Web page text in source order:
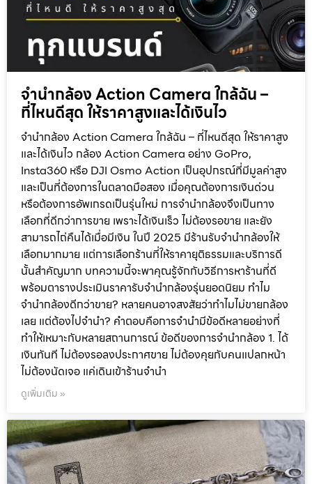
จำนำกล้อง Action Camera ใกล้ฉัน –
ที่ไหนดีสุด ให้ราคาสูงและได้เงินไว
จำนำกล้อง Action Camera ใกล้ฉัน – ที่ไหนดีสุด ให้ราคาสูง
และได้เงินไว กล้อง Action Camera อย่าง GoPro,
Insta360 หรือ DJI Osmo Action เป็นอุปกรณ์ที่มีมูลค่าสูง
และเป็นที่ต้องการในตลาดมือสอง เมื่อคุณต้องการเงินด่วน
หรือต้องการอัพเกรดเป็นรุ่นใหม่ การจำนำกล้องจึงเป็นทาง
เลือกที่ดีกว่าการขาย เพราะได้เงินเร็ว ไม่ต้องรอขาย และยัง
สามารถไถ่คืนได้เมื่อมีเงิน ในปี 2025 มีร้านรับจำนำกล้องให้
เลือกมากมาย แต่การเลือกร้านที่ให้ราคายุติธรรมและบริการดี
นั้นสำคัญมาก บทความนี้จะพาคุณรู้จักกับวิธีการหาร้านที่ดี
พร้อมตารางประเมินราคารับจำนำกล้องรุ่นยอดนิยม ทำไม
จำนำกล้องดีกว่าขาย? หลายคนอาจสงสัยว่าทำไมไม่ขายกล้อง
เลย แต่ต้องไปจำนำ? คำตอบคือการจำนำมีข้อดีหลายอย่างที่
ทำให้เหมาะกับหลายสถานการณ์ ข้อดีของการจำนำกล้อง 1. ได้
เงินทันที ไม่ต้องรอลงประกาศขาย ไม่ต้องคุยกับคนแปลกหน้า
ไม่ต้องนัดเจอ แค่เดินเข้าร้านจำนำ
ดูเพิ่มเติม »